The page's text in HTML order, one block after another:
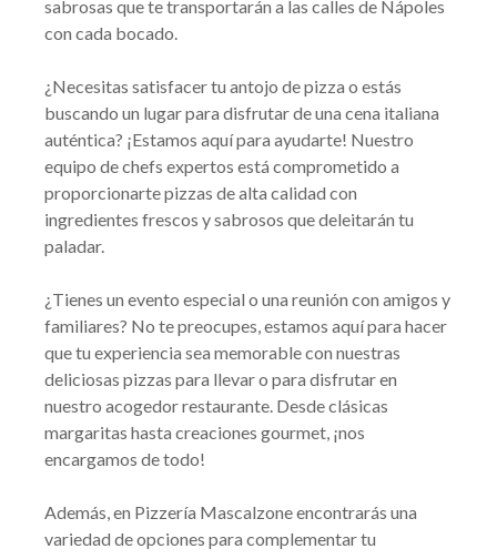
sabrosas que te transportarán a las calles de Nápoles
con cada bocado.
¿Necesitas satisfacer tu antojo de pizza o estás
buscando un lugar para disfrutar de una cena italiana
auténtica? ¡Estamos aquí para ayudarte! Nuestro
equipo de chefs expertos está comprometido a
proporcionarte pizzas de alta calidad con
ingredientes frescos y sabrosos que deleitarán tu
paladar.
¿Tienes un evento especial o una reunión con amigos y
familiares? No te preocupes, estamos aquí para hacer
que tu experiencia sea memorable con nuestras
deliciosas pizzas para llevar o para disfrutar en
nuestro acogedor restaurante. Desde clásicas
margaritas hasta creaciones gourmet, ¡nos
encargamos de todo!
Además, en Pizzería Mascalzone encontrarás una
variedad de opciones para complementar tu